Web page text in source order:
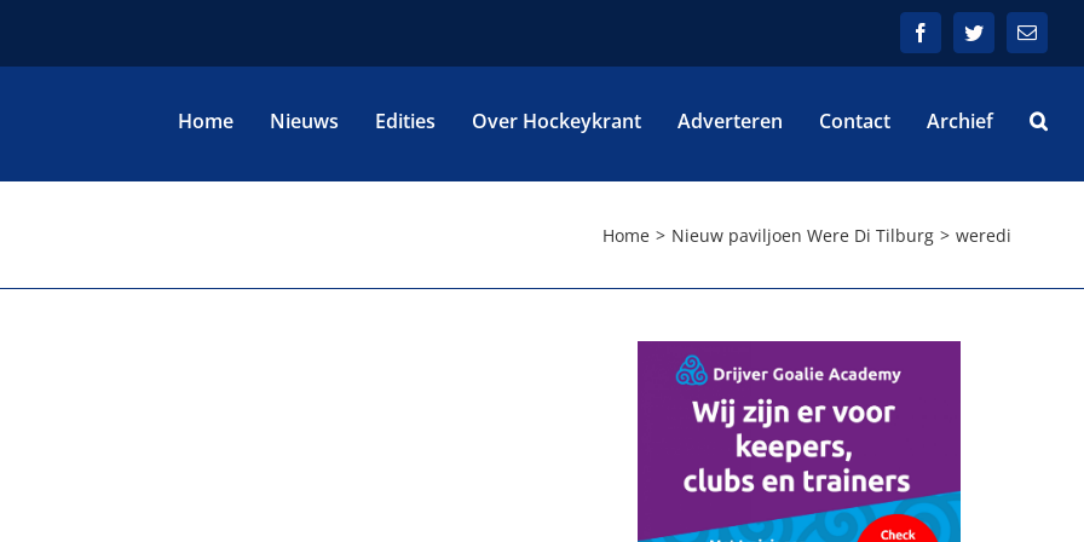
FacebookTwitterE-
mail
Home Nieuws Edities Over Hockeykrant Adverteren Contact Archief
Home Nieuw paviljoen Were Di Tilburg weredi